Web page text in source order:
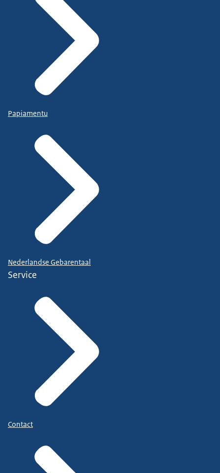
Papiamentu
Nederlandse Gebarentaal
Service
Contact